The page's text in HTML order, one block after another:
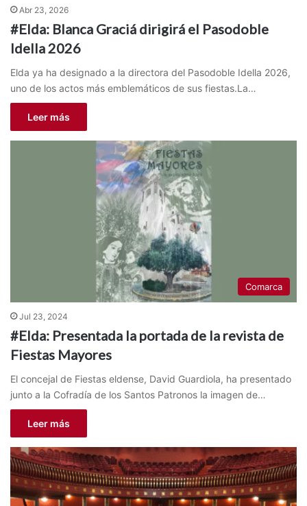
Abr 23, 2026
#Elda: Blanca Graciá dirigirá el Pasodoble
Idella 2026
Elda ya ha designado a la directora del Pasodoble Idella 2026,
uno de los actos más emblemáticos de sus fiestas.La…
Leer más
Comarca
Jul 23, 2024
#Elda: Presentada la portada de la revista de
Fiestas Mayores
El concejal de Fiestas eldense, David Guardiola, ha presentado
junto a la Cofradía de los Santos Patronos la imagen de…
Leer más